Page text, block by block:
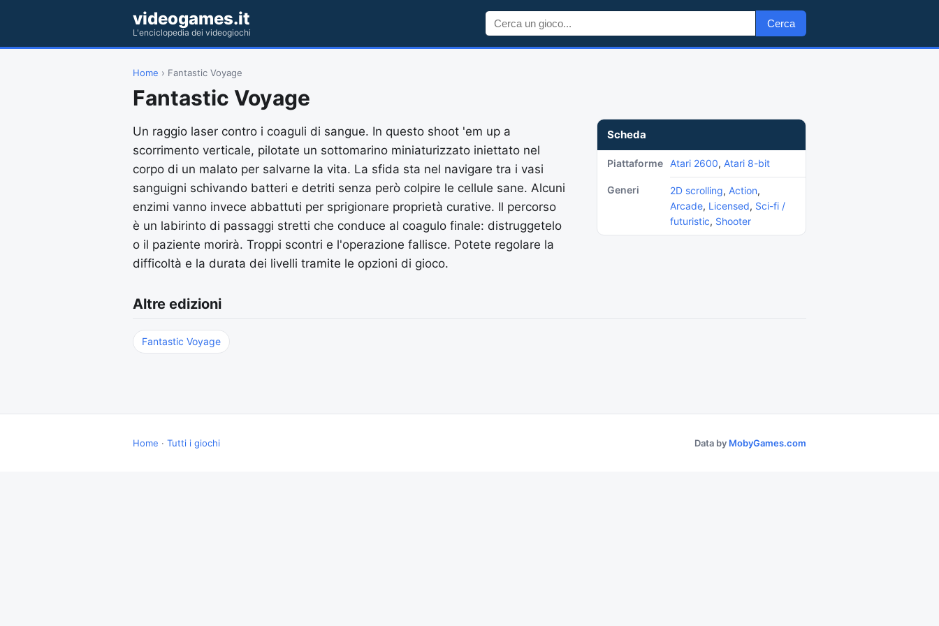
videogames.it
L'enciclopedia dei videogiochi
Cerca
Home › Fantastic Voyage
Fantastic Voyage
Scheda
Piattaforme Atari 2600, Atari 8-bit
Generi 2D scrolling, Action,
Arcade, Licensed, Sci-fi /
futuristic, Shooter
Un raggio laser contro i coaguli di sangue. In questo shoot 'em up a
scorrimento verticale, pilotate un sottomarino miniaturizzato iniettato nel
corpo di un malato per salvarne la vita. La sfida sta nel navigare tra i vasi
sanguigni schivando batteri e detriti senza però colpire le cellule sane. Alcuni
enzimi vanno invece abbattuti per sprigionare proprietà curative. Il percorso
è un labirinto di passaggi stretti che conduce al coagulo finale: distruggetelo
o il paziente morirà. Troppi scontri e l'operazione fallisce. Potete regolare la
difficoltà e la durata dei livelli tramite le opzioni di gioco.
Altre edizioni
Fantastic Voyage
Home · Tutti i giochi Data by MobyGames.com